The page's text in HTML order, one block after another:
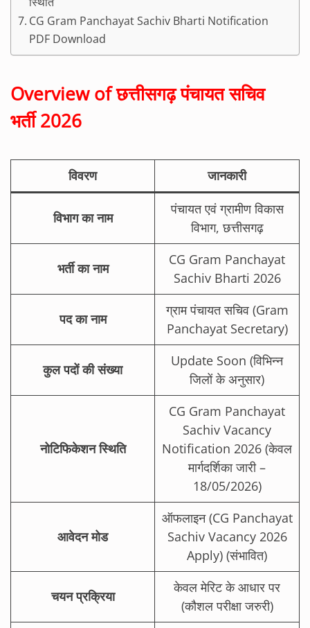
CG Gram Panchayat Sachiv Bharti Notification
PDF Download
Overview ofछत्तीसगढ़ पंचायत सचिव
भर्ती2026
विवरण जानकारी
विभाग का नाम
पंचायत एवं ग्रामीण विकास
विभाग, छत्तीसगढ़
भर्ती का नाम
CG Gram Panchayat
Sachiv Bharti 2026
पद का नाम
ग्राम पंचायत सचिव (Gram
Panchayat Secretary)
कुल पदों की संख्या
Update Soon (विभिन्न
जिलों के अनुसार)
नोटिफिकेशन स्थिति
CG Gram Panchayat
Sachiv Vacancy
Notification 2026 (केवल
मार्गदर्शिका जारी –
18/05/2026)
आवेदन मोड
ऑफलाइन (CG Panchayat
Sachiv Vacancy 2026
Apply) (संभावित)
चयन प्रक्रिया
केवल मेरिट के आधार पर
(कौशल परीक्षा जरुरी)